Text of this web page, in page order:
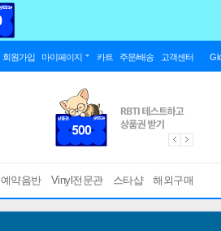
회원가입 마이페이지 카트 주문/배송 고객센터
예약음반 Vinyl전문관 스타샵 해외구매